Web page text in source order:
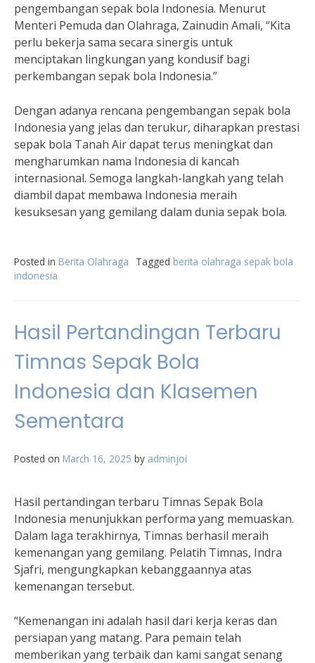
pengembangan sepak bola Indonesia. Menurut
Menteri Pemuda dan Olahraga, Zainudin Amali, “Kita
perlu bekerja sama secara sinergis untuk
menciptakan lingkungan yang kondusif bagi
perkembangan sepak bola Indonesia.”
Dengan adanya rencana pengembangan sepak bola
Indonesia yang jelas dan terukur, diharapkan prestasi
sepak bola Tanah Air dapat terus meningkat dan
mengharumkan nama Indonesia di kancah
internasional. Semoga langkah-langkah yang telah
diambil dapat membawa Indonesia meraih
kesuksesan yang gemilang dalam dunia sepak bola.
Posted in Berita Olahraga Tagged berita olahraga sepak bola
indonesia
Hasil Pertandingan Terbaru
Timnas Sepak Bola
Indonesia dan Klasemen
Sementara
Posted on March 16, 2025 by adminjoi
Hasil pertandingan terbaru Timnas Sepak Bola
Indonesia menunjukkan performa yang memuaskan.
Dalam laga terakhirnya, Timnas berhasil meraih
kemenangan yang gemilang. Pelatih Timnas, Indra
Sjafri, mengungkapkan kebanggaannya atas
kemenangan tersebut.
“Kemenangan ini adalah hasil dari kerja keras dan
persiapan yang matang. Para pemain telah
memberikan yang terbaik dan kami sangat senang